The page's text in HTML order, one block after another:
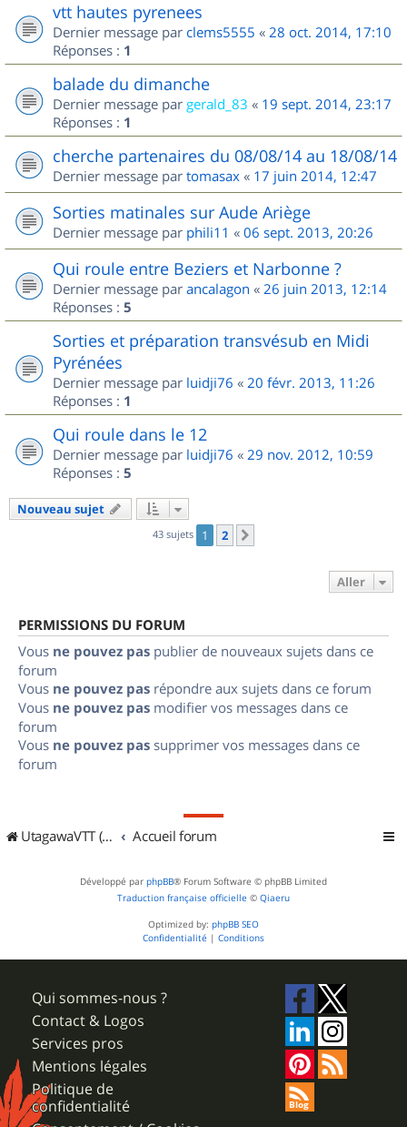
vtt hautes pyrenees
Dernier message par clems5555 « 28 oct. 2014, 17:10
Réponses : 1
balade du dimanche
Dernier message par gerald_83 « 19 sept. 2014, 23:17
Réponses : 1
cherche partenaires du 08/08/14 au 18/08/14
Dernier message par tomasax « 17 juin 2014, 12:47
Sorties matinales sur Aude Ariège
Dernier message par phili11 « 06 sept. 2013, 20:26
Qui roule entre Beziers et Narbonne ?
Dernier message par ancalagon « 26 juin 2013, 12:14
Réponses : 5
Sorties et préparation transvésub en Midi
Pyrénées
Dernier message par luidji76 « 20 févr. 2013, 11:26
Réponses : 1
Qui roule dans le 12
Dernier message par luidji76 « 29 nov. 2012, 10:59
Réponses : 5
Nouveau sujet
43 sujets 1 2
Aller
PERMISSIONS DU FORUM
Vous ne pouvez pas publier de nouveaux sujets dans ce
forum
Vous ne pouvez pas répondre aux sujets dans ce forum
Vous ne pouvez pas modifier vos messages dans ce
forum
Vous ne pouvez pas supprimer vos messages dans ce
forum
UtagawaVTT (Randos VTT et VTTAE avec traces GPS) Accueil forum
Développé par phpBB® Forum Software © phpBB Limited
Traduction française officielle © Qiaeru
Optimized by: phpBB SEO
Confidentialité | Conditions
Qui sommes-nous ?
Contact & Logos
Services pros
Mentions légales
Politique de
confidentialité